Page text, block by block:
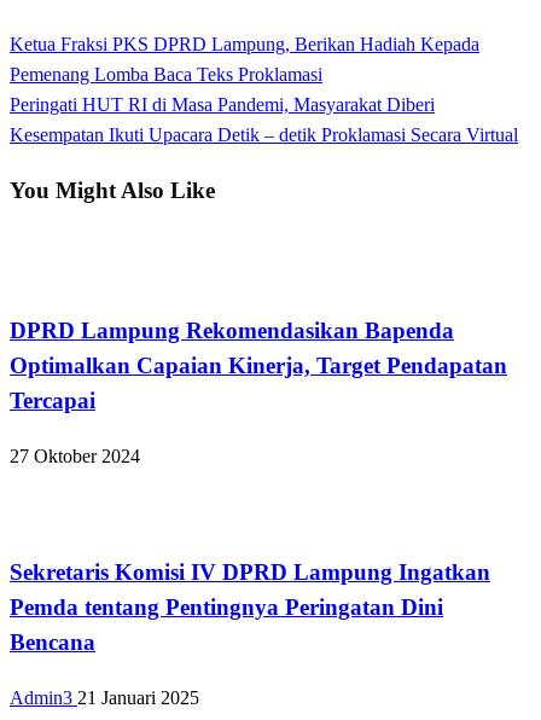
Navigasi
pos
Previous
Post
Ketua Fraksi PKS DPRD Lampung, Berikan Hadiah Kepada
Pemenang Lomba Baca Teks Proklamasi
Next
Post
Peringati HUT RI di Masa Pandemi, Masyarakat Diberi
Kesempatan Ikuti Upacara Detik – detik Proklamasi Secara Virtual
You Might Also Like
DPRD Lampung Rekomendasikan Bapenda
Optimalkan Capaian Kinerja, Target Pendapatan
Tercapai
27 Oktober 2024
Sekretaris Komisi IV DPRD Lampung Ingatkan
Pemda tentang Pentingnya Peringatan Dini
Bencana
Admin3 21 Januari 2025